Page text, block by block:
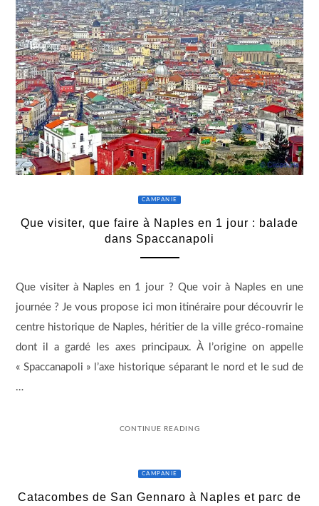
CAMPANIE
Que visiter, que faire à Naples en 1 jour : balade
dans Spaccanapoli
Que visiter à Naples en 1 jour ? Que voir à Naples en une
journée ? Je vous propose ici mon itinéraire pour découvrir le
centre historique de Naples, héritier de la ville gréco-romaine
dont il a gardé les axes principaux. À l’origine on appelle
« Spaccanapoli » l’axe historique séparant le nord et le sud de
…
CONTINUE READING
CAMPANIE
Catacombes de San Gennaro à Naples et parc de